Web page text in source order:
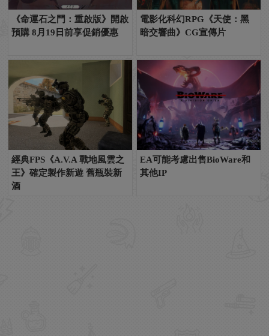
《命運石之門：重啟版》開啟
預購 8月19日前享促銷優惠
電影化科幻RPG《天使：黑
暗交響曲》CG宣傳片
經典FPS《A.V.A 戰地風雲之
王》確定製作新遊 舊瓶裝新
酒
EA可能考慮出售BioWare和
其他IP